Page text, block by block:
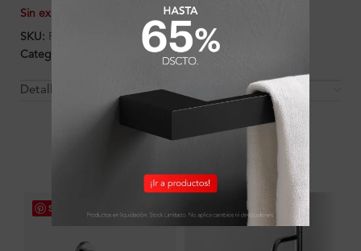
Sin existencias
SKU: FA17274
Categorías:
Baño, Lavatorios
Detalles y Material
OTROS PRODUCTOS QUE PUEDEN
INTERESARTE
Save